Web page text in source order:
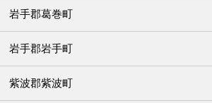
岩手郡葛巻町
岩手郡岩手町
紫波郡紫波町